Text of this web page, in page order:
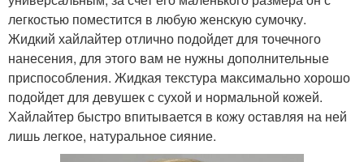
легкостью поместится в любую женскую сумочку.
Жидкий хайлайтер отлично подойдет для точечного
нанесения, для этого вам не нужны дополнительные
приспособления. Жидкая текстура максимально хорошо
подойдет для девушек с сухой и нормальной кожей.
Хайлайтер быстро впитывается в кожу оставляя на ней
лишь легкое, натуральное сияние.